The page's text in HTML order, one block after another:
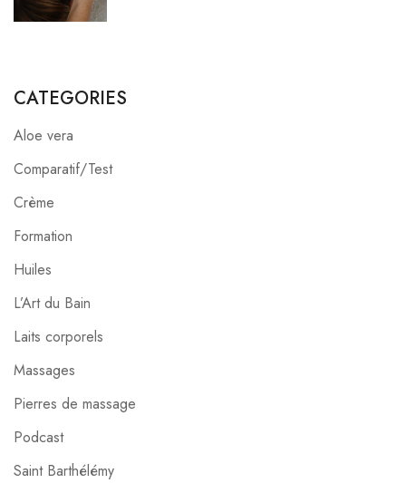
CATEGORIES
Aloe vera
Comparatif/Test
Crème
Formation
Huiles
L’Art du Bain
Laits corporels
Massages
Pierres de massage
Podcast
Saint Barthélémy